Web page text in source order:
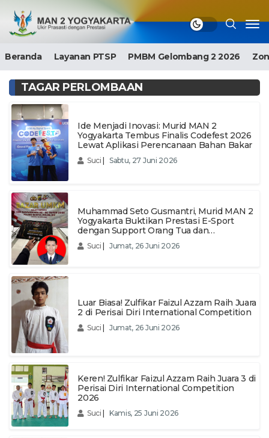
Beranda Layanan PTSP PMBM Gelombang 2 2026
TAGAR PERLOMBAAN
Ide Menjadi Inovasi: Murid MAN 2
Yogyakarta Tembus Finalis Codefest 2026
Lewat Aplikasi Perencanaan Bahan Bakar
Suci Sabtu, 27 Juni 2026
Muhammad Seto Gusmantri, Murid MAN 2
Yogyakarta Buktikan Prestasi E-Sport
dengan Support Orang Tua dan
Religiusitas
Suci Jumat, 26 Juni 2026
Luar Biasa! Zulfikar Faizul Azzam Raih Juara
2 di Perisai Diri International Competition
Suci | Jumat, 26 Juni 2026
Keren! Zulfikar Faizul Azzam Raih Juara 3 di
Perisai Diri International Competition
2026
Suci Kamis, 25 Juni 2026